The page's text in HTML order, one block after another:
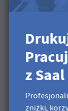
zaznaczoną
z
zniżki,